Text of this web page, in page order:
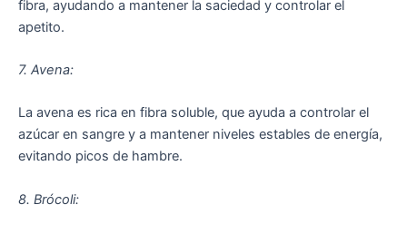
fibra, ayudando a mantener la saciedad y controlar el
apetito.
7. Avena:
La avena es rica en fibra soluble, que ayuda a controlar el
azúcar en sangre y a mantener niveles estables de energía,
evitando picos de hambre.
8. Brócoli: